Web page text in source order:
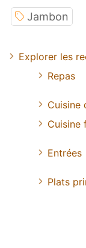
Jambon
Explorer les
Repas
Cuisine
Cuisine
Entrées
Plats